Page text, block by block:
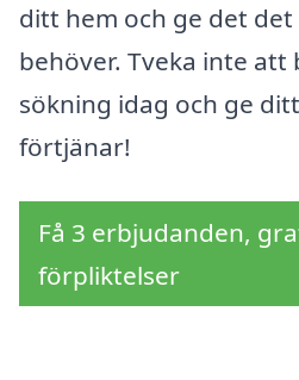
ditt hem och ge det
behöver. Tveka inte att
sökning idag och ge
förtjänar!
Få 3 erbjudanden,
förpliktelser